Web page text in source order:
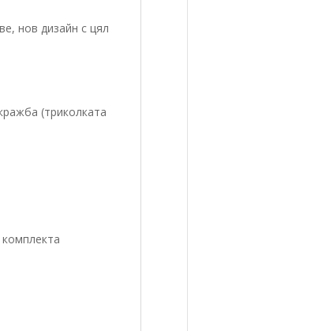
нов дизайн с цял
(триколката